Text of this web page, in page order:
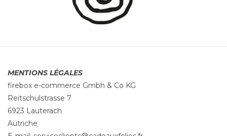
MENTIONS LÉGALES
firebox e-commerce Gmbh & Co KG
Reitschulstrasse 7
6923 Lauterach
Autriche